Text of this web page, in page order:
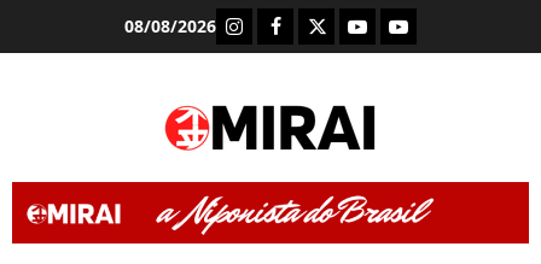
08/08/2026 InstagramFacebook
X Youtube (Rádio
Youtube (TV